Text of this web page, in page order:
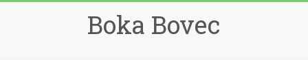
Boka Bovec